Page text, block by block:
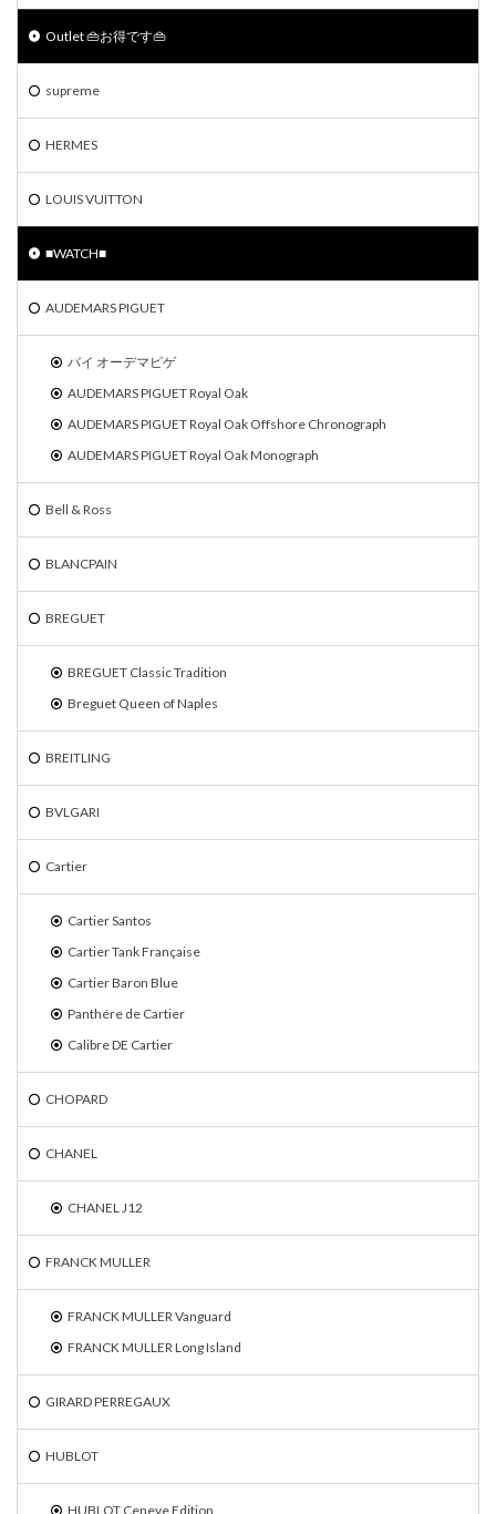
Outlet 👜お得です👜
supreme
HERMES
LOUIS VUITTON
■WATCH■
AUDEMARS PIGUET
バイ オーデマピゲ
AUDEMARS PIGUET Royal Oak
AUDEMARS PIGUET Royal Oak Offshore Chronograph
AUDEMARS PIGUET Royal Oak Monograph
Bell & Ross
BLANCPAIN
BREGUET
BREGUET Classic Tradition
Breguet Queen of Naples
BREITLING
BVLGARI
Cartier
Cartier Santos
Cartier Tank Française
Cartier Baron Blue
Panthére de Cartier
Calibre DE Cartier
CHOPARD
CHANEL
CHANEL J12
FRANCK MULLER
FRANCK MULLER Vanguard
FRANCK MULLER Long Island
GIRARD PERREGAUX
HUBLOT
HUBLOT Ceneve Edition